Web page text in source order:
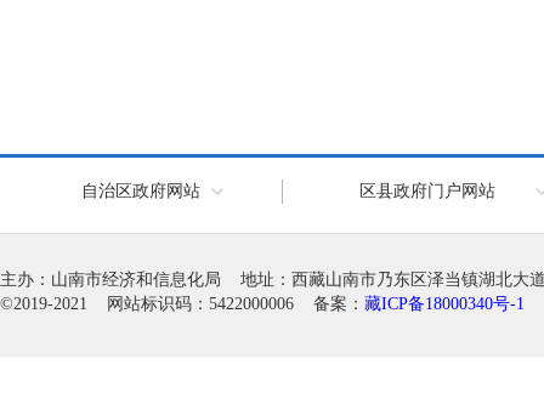
自治区政府网站 区县政府门户网站
主办：山南市经济和信息化局 地址：西藏山南市乃东区泽当镇湖北大
©2019-2021 网站标识码：5422000006 备案： 藏ICP备18000340号-1